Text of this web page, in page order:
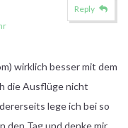
wirklich besser mit dem
die Ausflüge nicht
lege ich bei so
den Tag und denke mir,
Reply